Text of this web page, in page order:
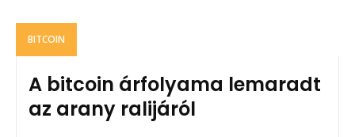
BITCOIN
A bitcoin árfolyama lemaradt
az arany ralijáról